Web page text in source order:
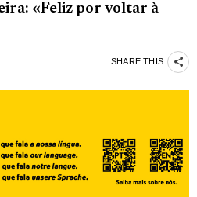
«Feliz por voltar à
SHARE THIS